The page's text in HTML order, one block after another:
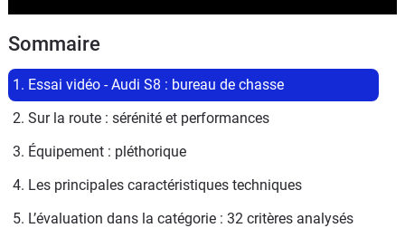
Sommaire
1. Essai vidéo - Audi S8 : bureau de chasse
2. Sur la route : sérénité et performances
3. Équipement : pléthorique
4. Les principales caractéristiques techniques
5. L’évaluation dans la catégorie : 32 critères analysés